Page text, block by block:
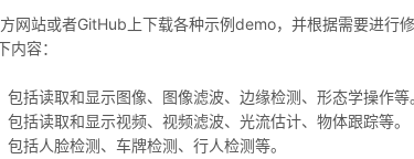
网站或者GitHub上下载各种示例demo，并根据需要进行
容：
包括读取和显示图像、图像滤波、边缘检测、形态学操作等
包括读取和显示视频、视频滤波、光流估计、物体跟踪等。
包括人脸检测、车牌检测、行人检测等。